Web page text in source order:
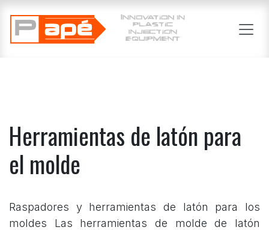
Herramientas de latón para
el molde
Raspadores y herramientas de latón para los
moldes Las herramientas de molde de latón